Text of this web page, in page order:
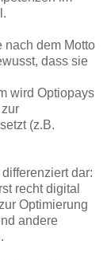
nach dem Motto
dass sie
wird Optiopays
(z.B.
dar:
recht digital
Optimierung
andere